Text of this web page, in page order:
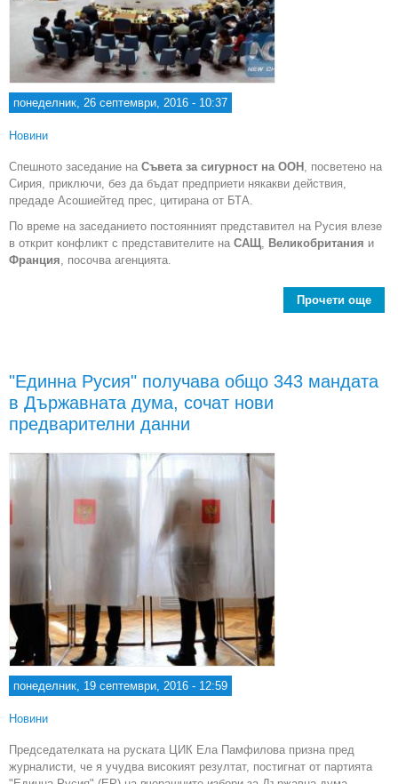
понеделник, 26 септември, 2016 - 10:37
Новини
Спешното заседание на Съвета за сигурност на ООН , посветено на
Сирия, приключи, без да бъдат предприети някакви действия,
предаде Асошиейтед прес, цитирана от БТА.
По време на заседанието постоянният представител на Русия влезе
в открит конфликт с представителите на САЩ, Великобритания и
Франция, посочва агенцията.
Прочети още
на
"Единна Русия" получава общо 343 мандата
в Държавната дума, сочат нови
предварителни данни
понеделник, 19 септември, 2016 - 12:59
Новини
Председателката на руската ЦИК Ела Памфилова призна пред
журналисти, че я учудва високият резултат, постигнат от партията